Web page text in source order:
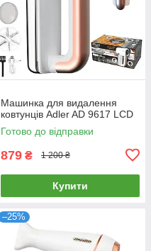
Машинка для видалення
ковтунців Adler AD 9617 LCD
Готово до відправки
879 ₴ 1 200 ₴
Купити
–25%